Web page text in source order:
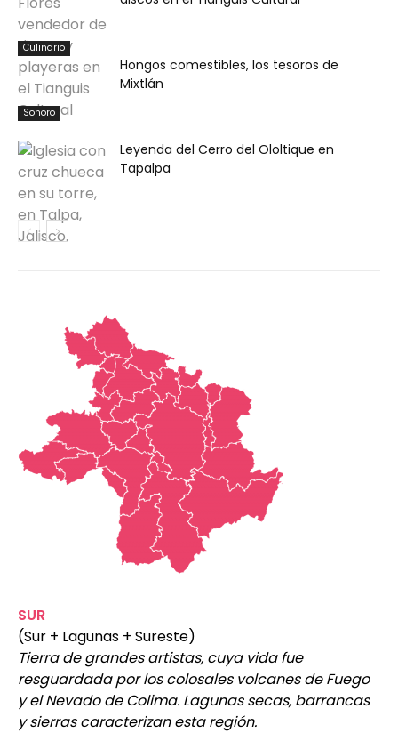
Sonoro
Culinario
Hongos comestibles, los tesoros de
Mixtlán
Leyenda del Cerro del Ololtique en
Tapalpa
SUR
(Sur + Lagunas + Sureste)
Tierra de grandes artistas, cuya vida fue
resguardada por los colosales volcanes de Fuego
y el Nevado de Colima. Lagunas secas, barrancas
y sierras caracterizan esta región.